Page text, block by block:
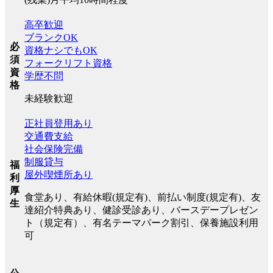
必
須
資
格
高卒歓迎
ブランクOK
資格ナシでもOK
フォークリフト資格
学歴不問
未経験歓迎
福
利
厚
生
正社員登用あり
交通費支給
社会保険完備
制服貸与
屋外喫煙所あり
食堂あり、有給休暇(規定有)、前払い制度(規定有)、友
達紹介特典あり、健診受診あり、バースデープレゼン
ト（規定有）、有名テーマパーク割引、保養施設利用
可